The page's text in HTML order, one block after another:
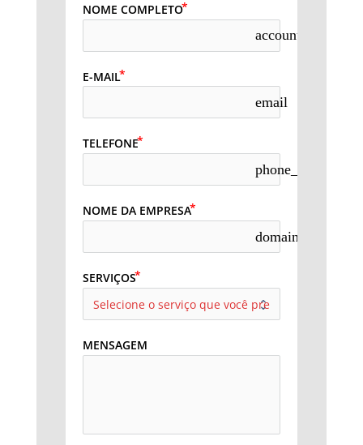
NOME COMPLETO
account_circle
E-MAIL
email
TELEFONE
phone_in_talk
NOME DA EMPRESA
domain
SERVIÇOS
MENSAGEM